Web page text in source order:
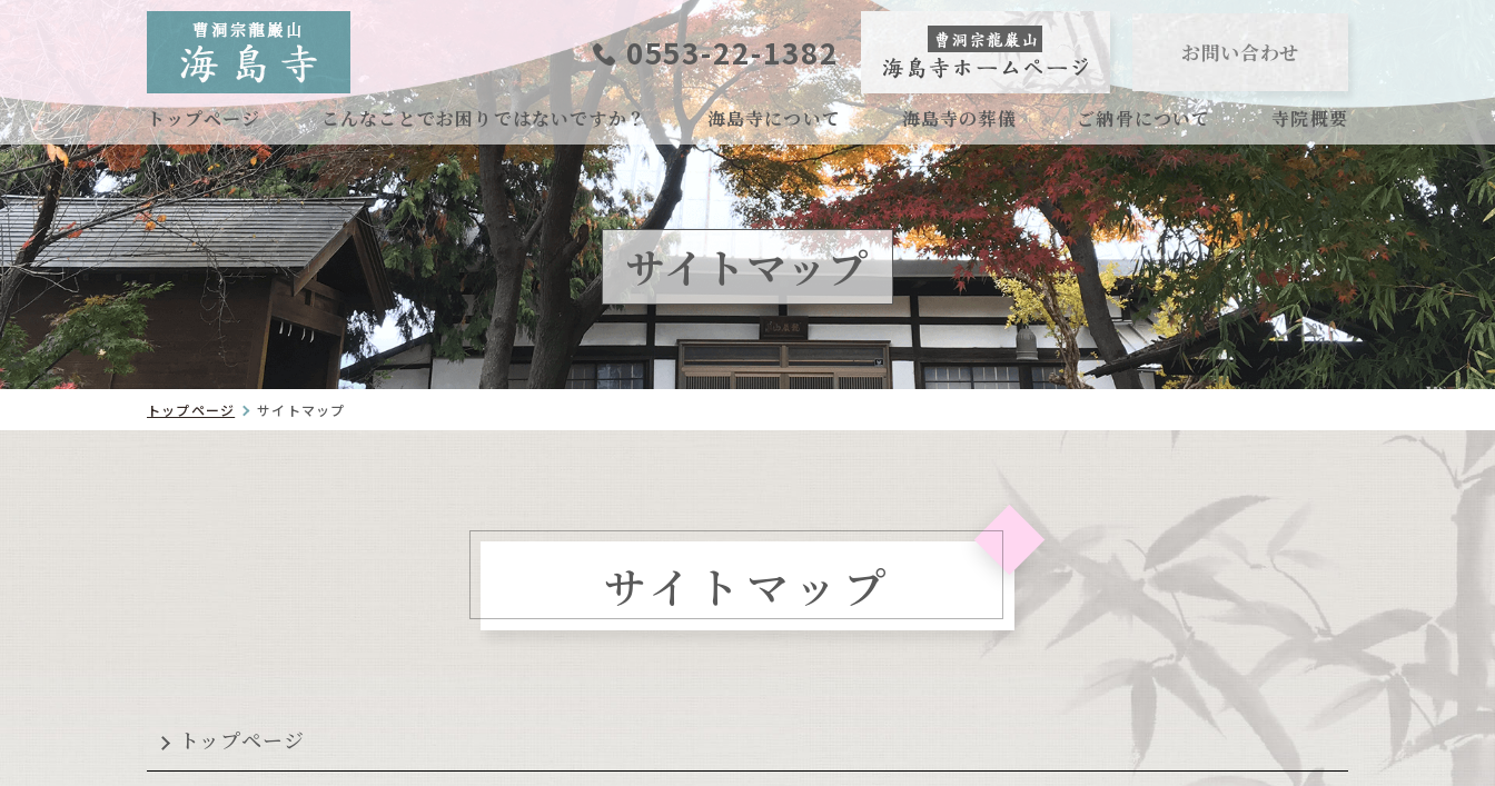
0553-22-1382 お問い合わせ
トップページ こんなことでお困りではないですか？ 海島寺について 海島寺の葬儀 ご納骨について 寺院概要
サイトマップ
トップページ サイトマップ
サイトマップ
トップページ